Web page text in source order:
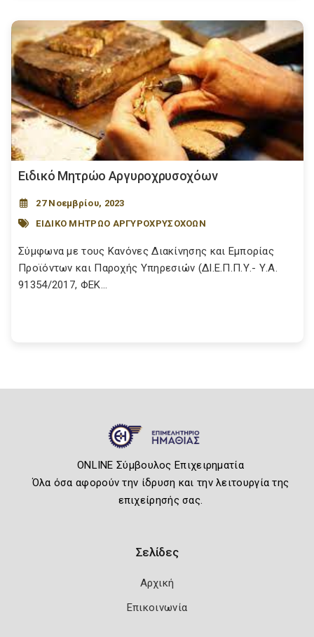
Ειδικό Μητρώο Αργυροχρυσοχόων
27 Νοεμβρίου, 2023
ΕΙΔΙΚΟ ΜΗΤΡΩΟ ΑΡΓΥΡΟΧΡΥΣΟΧΟΩΝ
Σύμφωνα με τους Κανόνες Διακίνησης και Εμπορίας
Προϊόντων και Παροχής Υπηρεσιών (ΔΙ.Ε.Π.Π.Υ.- Υ.Α.
91354/2017, ΦΕΚ...
ONLINE Σύμβουλος Επιχειρηματία
Όλα όσα αφορούν την ίδρυση και την λειτουργία της
επιχείρησής σας.
Σελίδες
Αρχική
Επικοινωνία